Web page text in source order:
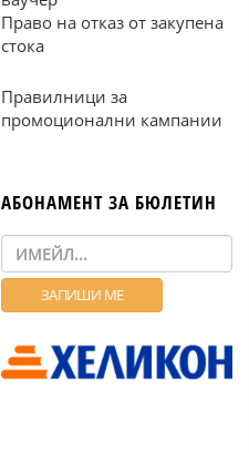
Право на отказ от закупена
стока
Правилници за
промоционални кампании
АБОНАМЕНТ ЗА БЮЛЕТИН